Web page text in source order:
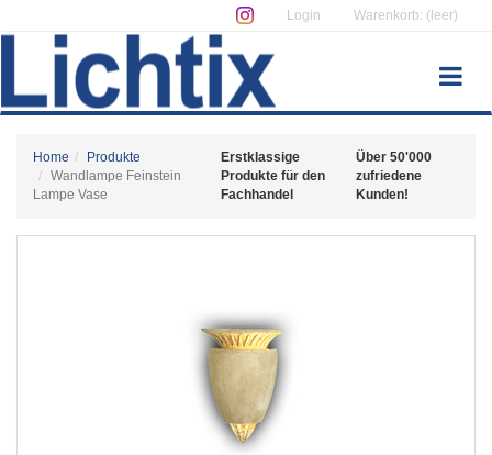
Login Warenkorb: (leer)
Home
Produkte
Wandlampe Feinstein
Lampe Vase
Erstklassige
Produkte für den
Fachhandel
Über 50'000
zufriedene
Kunden!